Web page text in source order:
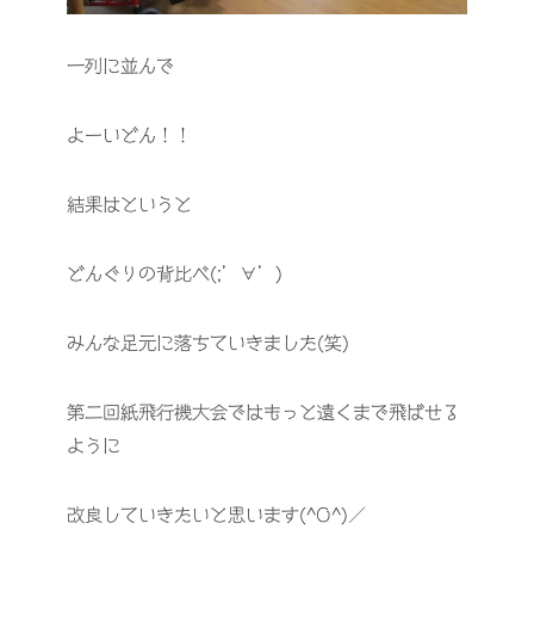
一列に並んで
よーいどん！！
結果はというと
どんぐりの背比べ(;’∀’)
みんな足元に落ちていきました(笑)
第二回紙飛行機大会ではもっと遠くまで飛ばせる
ように
改良していきたいと思います(^O^)／